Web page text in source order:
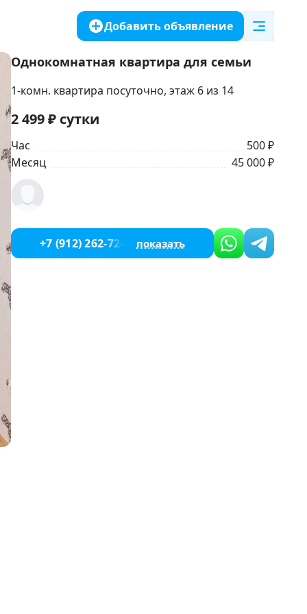
Добавить объявление
Однокомнатная квартира для семьи
1-комн. квартира посуточно, этаж 6 из 14
2 499₽ сутки
Час
500 ₽
Месяц
45 000 ₽
+7 (912) 262-72-33 показать